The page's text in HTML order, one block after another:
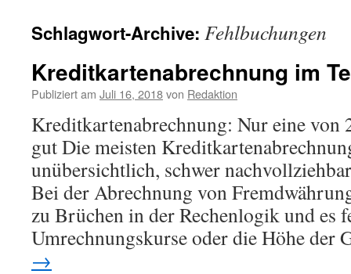
Schlagwort-Archive: Fehlbuchungen
Kreditkartenabrechnung im
Publiziert am Juli 16, 2018von Redaktion
Kreditkartenabrechnung: Nur eine von
gut Die meisten
unübersichtlich, schwer
Bei der Abrechnung von
zu Brüchen in der Rechenlogik und es
Umrechnungskurse oder die Höhe
→